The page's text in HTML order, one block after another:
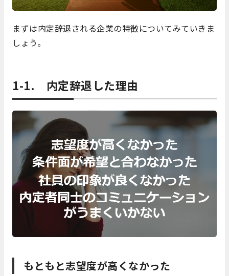
まずは内定辞退される企業の特徴についてみていきま
しょう。
1-1. 内定辞退した理由
もともと志望度が高くなかった